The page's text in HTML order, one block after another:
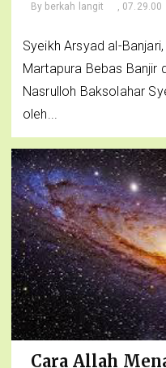
By berkah langit , 07.29.00
Syeikh Arsyad al-
Martapura Bebas Banjir
Nasrulloh Baksolahar
oleh...
Cara Allah